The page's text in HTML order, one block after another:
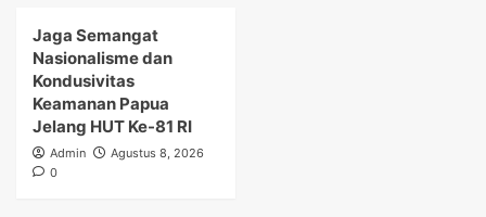
Jaga Semangat
Nasionalisme dan
Kondusivitas
Keamanan Papua
Jelang HUT Ke-81 RI
Admin
Agustus 8, 2026
0